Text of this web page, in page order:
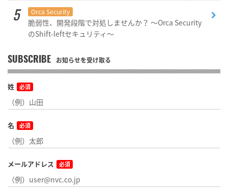
Orca Security
脆弱性、開発段階で対処しませんか？ ～Orca Security
のShift-leftセキュリティ～
SUBSCRIBE お知らせを受け取る
姓 必須
名 必須
メールアドレス 必須